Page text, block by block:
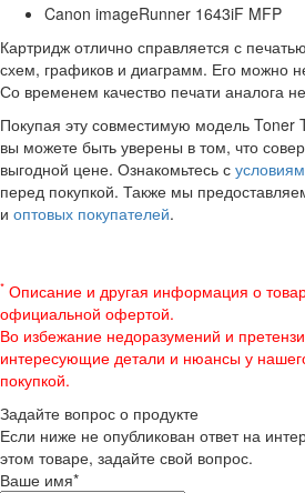
Canon imageRunner 1643iF MFP
Картридж отлично справляется с
схем, графиков и диаграмм. Его можно
Со временем качество печати аналога
Покупая эту совместимую модель Toner
вы можете быть уверены в том, что
выгодной цене. Ознакомьтесь с
перед покупкой. Также мы
и оптовых покупателей.
* Описание и другая информация о
официальной офертой.
Во избежание недоразумений и
интересующие детали и нюансы у
покупкой.
Задайте вопрос о продукте
Если ниже не опубликован ответ на
этом товаре, задайте свой вопрос.
Ваше имя*